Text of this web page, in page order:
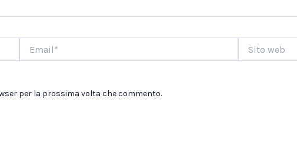
web
per la prossima volta che commento.